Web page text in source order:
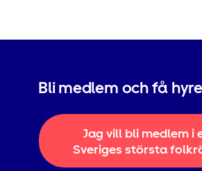
Bli medlem och få
Jag vill bli medlem i
Sveriges största